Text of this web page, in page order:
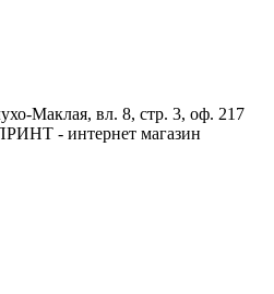
Маклая, вл. 8, стр. 3, оф. 217
- интернет магазин